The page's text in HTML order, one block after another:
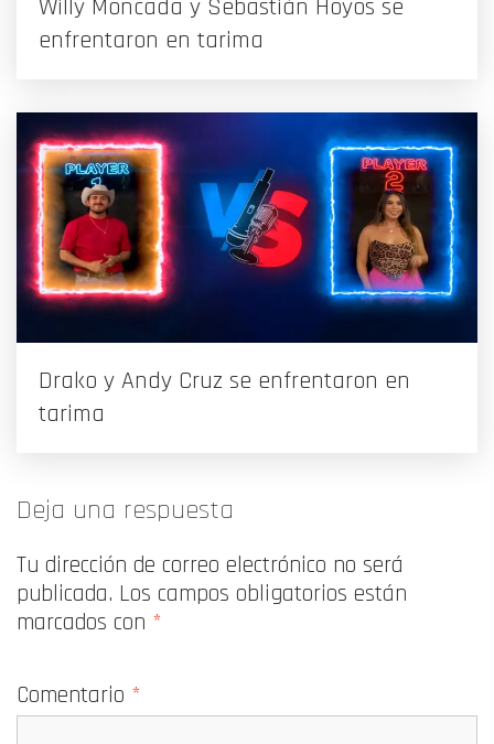
Willy Moncada y Sebastián Hoyos se
enfrentaron en tarima
Drako y Andy Cruz se enfrentaron en
tarima
Deja una respuesta
Tu dirección de correo electrónico no será
publicada. Los campos obligatorios están
marcados con *
Comentario *